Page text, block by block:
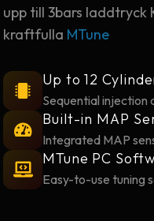
upp till 3bars laddtryck
kraftfulla MTune
Up to 12
Sequential injection
Built-in MAP
Integrated MAP
MTune PC
Easy-to-use tuning